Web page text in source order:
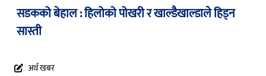
सडकको बेहाल : हिलोको पोखरी र खाल्डैखाल्डाले हिड्न
सास्ती
अर्थ खबर